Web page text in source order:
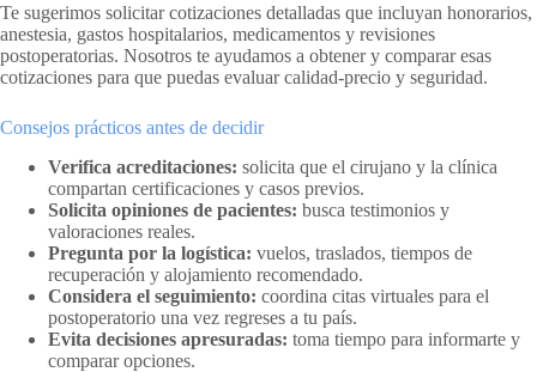
Te sugerimos solicitar cotizaciones detalladas que incluyan honorarios,
anestesia, gastos hospitalarios, medicamentos y revisiones
postoperatorias. Nosotros te ayudamos a obtener y comparar esas
cotizaciones para que puedas evaluar calidad-precio y seguridad.
Consejos prácticos antes de decidir
Verifica acreditaciones: solicita que el cirujano y la clínica
compartan certificaciones y casos previos.
Solicita opiniones de pacientes: busca testimonios y
valoraciones reales.
Pregunta por la logística: vuelos, traslados, tiempos de
recuperación y alojamiento recomendado.
Considera el seguimiento: coordina citas virtuales para el
postoperatorio una vez regreses a tu país.
Evita decisiones apresuradas: toma tiempo para informarte y
comparar opciones.